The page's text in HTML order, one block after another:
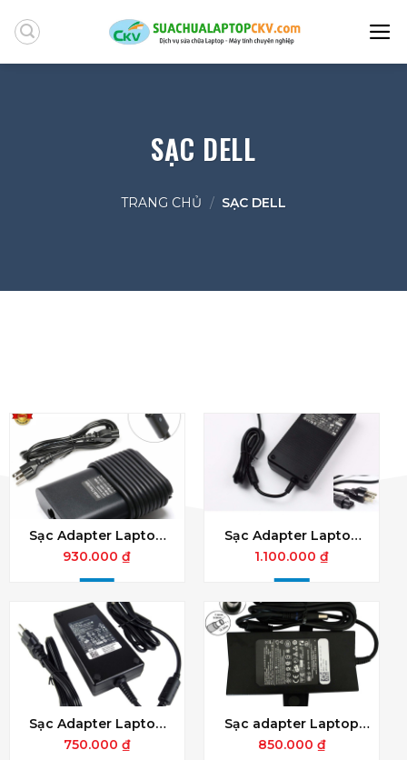
content
SẠC DELL
TRANG CHỦ / SẠC DELL
Sạc Adapter Laptop
Dell 20V 3.25A 65W
đầu USB-C - Chính
hãng
930.000 ₫
Sạc Adapter Laptop
Dell 19.5V 12.3A 240W
Slim Đầu kim to -
Chính Hãng
1.100.000 ₫
Sạc Adapter Laptop
Dell 19.5V 9.23A 180W
Slim Chân kim lớn
750.000 ₫
Sạc adapter Laptop
Dell 19.5V 6.7A 130W
Đầu Kim lớn Chính
850.000 ₫